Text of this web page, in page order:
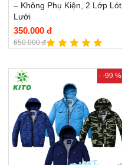
– Không Phụ Kiện, 2 Lớp Lót
Lưới
350.000 đ
650.000 đ
- -99 %